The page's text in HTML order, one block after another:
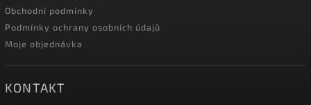
Obchodní podmínky
Podmínky ochrany osobních údajů
Moje objednávka
KONTAKT